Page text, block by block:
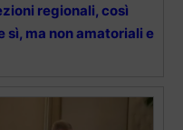
regionali, così
sì, ma non amatoriali e